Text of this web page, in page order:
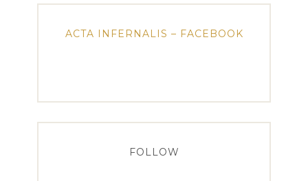
ACTA INFERNALIS – FACEBOOK
FOLLOW